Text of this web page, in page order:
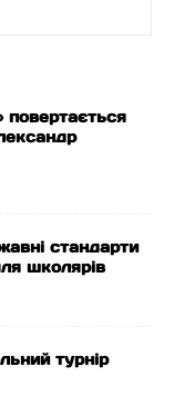
повертається
стандарти
школярів
турнір